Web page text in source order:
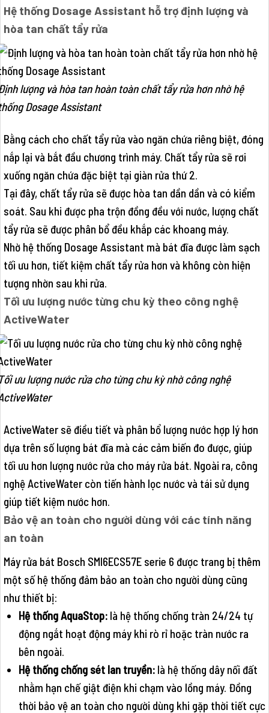
Hệ thống Dosage Assistant hỗ trợ định lượng và
hòa tan chất tẩy rửa
lượng và hòa tan hoàn toàn chất tẩy rửa hơn nhờ hệ
Dosage Assistant
Bằng cách cho chất tẩy rửa vào ngăn chứa riêng biệt, đóng
nắp lại và bắt đầu chương trình máy. Chất tẩy rửa sẽ rơi
xuống ngăn chứa đặc biệt tại giàn rửa thứ 2.
Tại đây, chất tẩy rửa sẽ được hòa tan dần dần và có kiểm
soát. Sau khi được pha trộn đồng đều với nước, lượng chất
tẩy rửa sẽ được phân bổ đều khắp các khoang máy.
Nhờ hệ thống Dosage Assistant mà bát đĩa được làm sạch
tối ưu hơn, tiết kiệm chất tẩy rửa hơn và không còn hiện
tượng nhờn sau khi rửa.
Tối ưu lượng nước từng chu kỳ theo công nghệ
ActiveWater
ưu lượng nước rửa cho từng chu kỳ nhờ công nghệ
ActiveWater sẽ điều tiết và phân bổ lượng nước hợp lý hơn
dựa trên số lượng bát đĩa mà các cảm biến đo được, giúp
tối ưu hơn lượng nước rửa cho máy rửa bát. Ngoài ra, công
nghệ ActiveWater còn tiến hành lọc nước và tái sử dụng
giúp tiết kiệm nước hơn.
Bảo vệ an toàn cho người dùng với các tính năng
an toàn
Máy rửa bát Bosch SMI6ECS57E serie 6 được trang bị thêm
một số hệ thống đảm bảo an toàn cho người dùng cũng
như thiết bị:
Hệ thống AquaStop:là hệ thống chống tràn 24/24 tự
động ngắt hoạt động máy khi rò rỉ hoặc tràn nước ra
bên ngoài.
Hệ thống chống sét lan truyền:là hệ thống dây nối đất
nhằm hạn chế giật điện khi chạm vào lồng máy. Đồng
thời bảo vệ an toàn cho người dùng khi gặp thời tiết cực